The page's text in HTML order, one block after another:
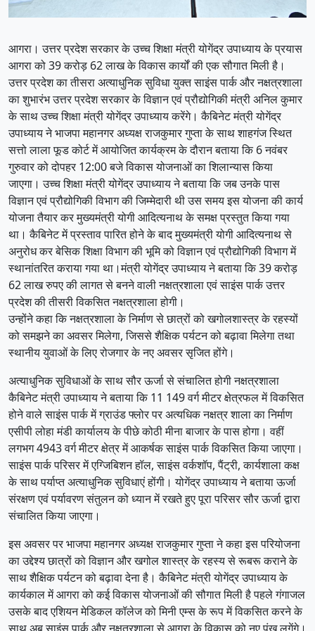
आगरा। उत्तर प्रदेश सरकार के उच्च शिक्षा मंत्री योगेंद्र उपाध्याय के प्रयास
आगरा को 39 करोड़ 62 लाख के विकास कार्यों की एक सौगात मिली है।
उत्तर प्रदेश का तीसरा अत्याधुनिक सुविधा युक्त साइंस पार्क और नक्षत्रशाला
का शुभारंभ उत्तर प्रदेश सरकार के विज्ञान एवं प्रौद्योगिकी मंत्री अनिल कुमार
के साथ उच्च शिक्षा मंत्री योगेंद्र उपाध्याय करेंगे। कैबिनेट मंत्री योगेंद्र
उपाध्याय ने भाजपा महानगर अध्यक्ष राजकुमार गुप्ता के साथ शाहगंज स्थित
सत्तो लाला फूड कोर्ट में आयोजित कार्यक्रम के दौरान बताया कि 6 नवंबर
गुरुवार को दोपहर 12:00 बजे विकास योजनाओं का शिलान्यास किया
जाएगा। उच्च शिक्षा मंत्री योगेंद्र उपाध्याय ने बताया कि जब उनके पास
विज्ञान एवं प्रौद्योगिकी विभाग की जिम्मेदारी थी उस समय इस योजना की कार्य
योजना तैयार कर मुख्यमंत्री योगी आदित्यनाथ के समक्ष प्रस्तुत किया गया
था। कैबिनेट में प्रस्ताव पारित होने के बाद मुख्यमंत्री योगी आदित्यनाथ से
अनुरोध कर बेसिक शिक्षा विभाग की भूमि को विज्ञान एवं प्रौद्योगिकी विभाग में
स्थानांतरित कराया गया था।मंत्री योगेंद्र उपाध्याय ने बताया कि 39 करोड़
62 लाख रुपए की लागत से बनने वाली नक्षत्रशाला एवं साइंस पार्क उत्तर
प्रदेश की तीसरी विकसित नक्षत्रशाला होगी।
उन्होंने कहा कि नक्षत्रशाला के निर्माण से छात्रों को खगोलशास्त्र के रहस्यों
को समझने का अवसर मिलेगा, जिससे शैक्षिक पर्यटन को बढ़ावा मिलेगा तथा
स्थानीय युवाओं के लिए रोजगार के नए अवसर सृजित होंगे।
अत्याधुनिक सुविधाओं के साथ सौर ऊर्जा से संचालित होगी नक्षत्रशाला
कैबिनेट मंत्री उपाध्याय ने बताया कि 11 149 वर्ग मीटर क्षेत्रफल में विकसित
होने वाले साइंस पार्क में ग्राउंड फ्लोर पर अत्यधिक नक्षत्र शाला का निर्माण
एसीपी लोहा मंडी कार्यालय के पीछे कोठी मीना बाजार के पास होगा। वहीं
लगभग 4943 वर्ग मीटर क्षेत्र में आकर्षक साइंस पार्क विकसित किया जाएगा।
साइंस पार्क परिसर में एग्जिबिशन हॉल, साइंस वर्कशॉप, पैंट्री, कार्यशाला कक्ष
के साथ पर्याप्त अत्याधुनिक सुविधाएं होंगी। योगेंद्र उपाध्याय ने बताया ऊर्जा
संरक्षण एवं पर्यावरण संतुलन को ध्यान में रखते हुए पूरा परिसर सौर ऊर्जा द्वारा
संचालित किया जाएगा।
इस अवसर पर भाजपा महानगर अध्यक्ष राजकुमार गुप्ता ने कहा इस परियोजना
का उद्देश्य छात्रों को विज्ञान और खगोल शास्त्र के रहस्य से रूबरू कराने के
साथ शैक्षिक पर्यटन को बढ़ावा देना है। कैबिनेट मंत्री योगेंद्र उपाध्याय के
कार्यकाल में आगरा को कई विकास योजनाओं की सौगात मिली है पहले गंगाजल
उसके बाद एशियन मेडिकल कॉलेज को मिनी एम्स के रूप में विकसित करने के